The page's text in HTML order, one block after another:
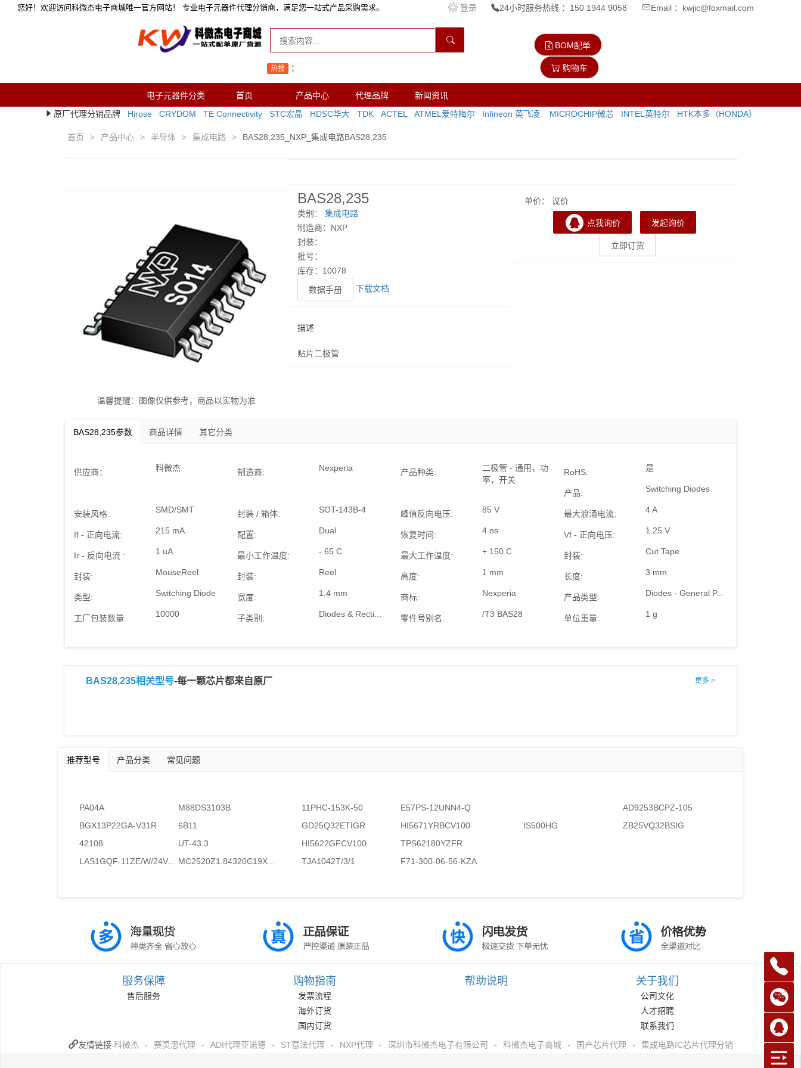
您好！欢迎访问科微杰电子商城唯一官方网站！ 专业电子元器件代理分销商，满足您一站式产品采购需求。 登录 24小时服务热线 ：150 1944 9058 Email ：kwjic@foxmail.com
热搜 ：
BOM配单
购物车
电子元器件分类 首页 产品中心 代理品牌
新闻资讯
原厂代理分销品牌
Hirose CRYDOM TE Connectivity STC宏晶 HDSC华大 TDK ACTEL ATMEL爱特梅尔 Infineon 英飞凌 MICROCHIP微芯 INTEL英特尔 HTK本多（HONDA）
首页 > 产品中心 > 半导体 > 集成电路 > BAS28,235_NXP_集成电路BAS28,235
温馨提醒：图像仅供参考，商品以实物为准
BAS28,235
类别： 集成电路
制造商：NXP
封装：
批号：
库存：10078
数据手册
下载文档
描述
贴片二极管
单价： 议价
点我询价 发起询价
立即订货
BAS28,235参数 商品详情 其它分类
供应商： 科微杰 制造商: Nexperia 产品种类:
二极管 - 通用，功
率，开关
RoHS: 是
产品: Switching Diodes
安装风格: SMD/SMT 封装 / 箱体: SOT-143B-4 峰值反向电压: 85 V 最大浪涌电流: 4 A
If - 正向电流: 215 mA 配置: Dual 恢复时间: 4 ns Vf - 正向电压: 1.25 V
Ir - 反向电流 : 1 uA 最小工作温度: - 65 C 最大工作温度: + 150 C 封装: Cut Tape
封装: MouseReel 封装: Reel 高度: 1 mm 长度: 3 mm
类型: Switching Diode 宽度: 1.4 mm 商标: Nexperia 产品类型: Diodes - General P...
工厂包装数量: 10000 子类别: Diodes & Recti... 零件号别名: /T3 BAS28 单位重量: 1 g
BAS28,235相关型号-每一颗芯片都来自原厂 更多 >
推荐型号 产品分类 常见问题
PA04A
M88DS3103B
BGX13P22GA-V31R
6B11
42108
UT-43.3
LAS1GQF-11ZE/W/24V...
MC2520Z1.84320C19X...
11PHC-153K-50
E57PS-12UNN4-Q
GD25Q32ETIGR
HI5671YRBCV100
HI5622GFCV100
TPS62180YZFR
TJA1042T/3/1
F71-300-06-56-KZA
AD9253BCPZ-105
IS500HG
ZB25VQ32BSIG
服务保障
售后服务
购物指南
发票流程
海外订货
国内订货
帮助说明 关于我们
公司文化
人才招聘
联系我们
友情链接 科微杰 - 赛灵思代理 - ADI代理亚诺德 - ST意法代理 - NXP代理 - 深圳市科微杰电子有限公司 - 科微杰电子商城 - 国产芯片代理 - 集成电路IC芯片代理分销